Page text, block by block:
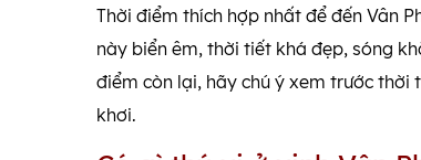
Thời điểm thích hợp nhất để đến Vân
này biển êm, thời tiết khá đẹp, sóng
điểm còn lại, hãy chú ý xem trước thời
khơi.